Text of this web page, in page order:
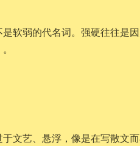
软弱的代名词。强硬往往是
文艺、悬浮，像是在写散文